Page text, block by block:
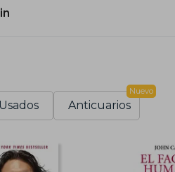
Usados Anticuarios
Nuevo